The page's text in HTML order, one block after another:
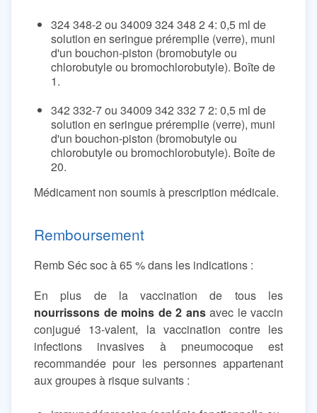
324 348-2 ou 34009 324 348 2 4: 0,5 ml de
solution en seringue préremplie (verre), muni
d'un bouchon-piston (bromobutyle ou
chlorobutyle ou bromochlorobutyle). Boîte de
1.
342 332-7 ou 34009 342 332 7 2: 0,5 ml de
solution en seringue préremplie (verre), muni
d'un bouchon-piston (bromobutyle ou
chlorobutyle ou bromochlorobutyle). Boîte de
20.
Médicament non soumis à prescription médicale.
Remboursement
Remb Séc soc à 65 % dans les indications :
En plus de la vaccination de tous les
nourrissons de moins de 2 ansavec le vaccin
conjugué 13-valent, la vaccination contre les
infections invasives à pneumocoque est
recommandée pour les personnes appartenant
aux groupes à risque suivants :